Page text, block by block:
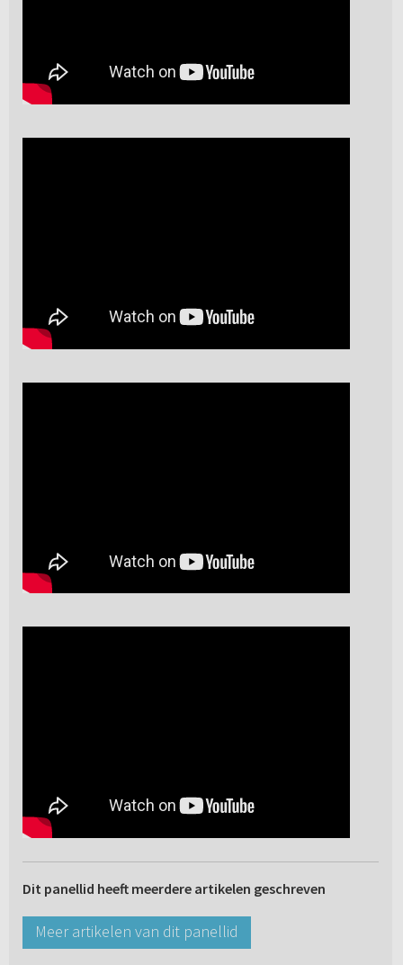
Dit panellid heeft meerdere artikelen geschreven
Meer artikelen van dit panellid